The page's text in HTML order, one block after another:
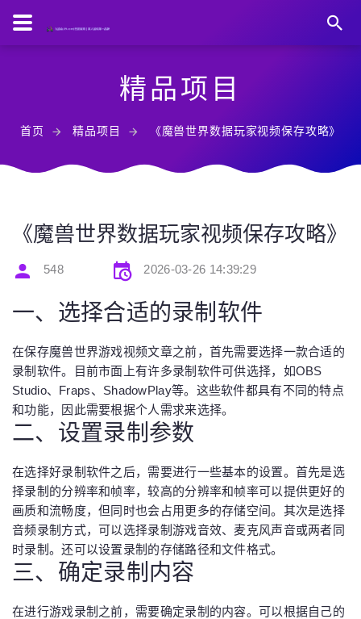
精品项目
首页 精品项目 《魔兽世界数据玩家视频保存攻略》
《魔兽世界数据玩家视频保存攻略》
548 2026-03-26 14:39:29
一、选择合适的录制软件
在保存魔兽世界游戏视频文章之前，首先需要选择一款合适的
录制软件。目前市面上有许多录制软件可供选择，如OBS
Studio、Fraps、ShadowPlay等。这些软件都具有不同的特点
和功能，因此需要根据个人需求来选择。
二、设置录制参数
在选择好录制软件之后，需要进行一些基本的设置。首先是选
择录制的分辨率和帧率，较高的分辨率和帧率可以提供更好的
画质和流畅度，但同时也会占用更多的存储空间。其次是选择
音频录制方式，可以选择录制游戏音效、麦克风声音或两者同
时录制。还可以设置录制的存储路径和文件格式。
三、确定录制内容
在进行游戏录制之前，需要确定录制的内容。可以根据自己的